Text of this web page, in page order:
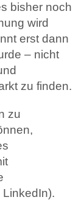
bisher noch
wird
erst dann
– nicht
zu finden.
zu